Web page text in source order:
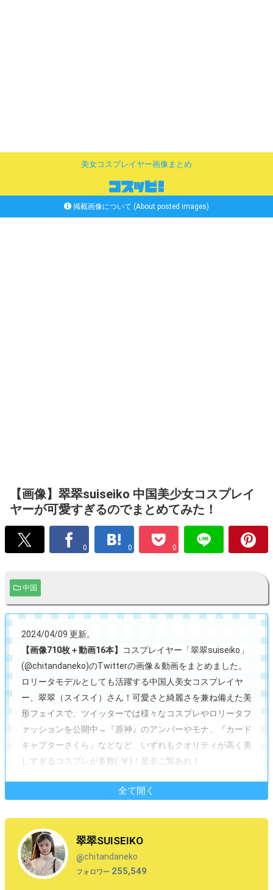
美女コスプレイヤー画像まとめ
掲載画像について (About posted images)
【画像】翠翠suiseiko 中国美少女コスプレイ
ヤーが可愛すぎるのでまとめてみた！
0 0 0
中国
2024/04/09 更新。
【画像710枚＋動画16本】
コスプレイヤー「翠翠suiseiko」
(@chitandaneko)のTwitterの画像＆動画をまとめました。
ロリータモデルとしても活躍する中国人美女コスプレイヤ
ー、翠翠（スイスイ）さん！可愛さと綺麗さを兼ね備えた美
形フェイスで、ツイッターでは様々なコスプレやロリータフ
ァッションを公開中→『原神』のアンバーやモナ、『カード
キャプターさくら』などなど、いずれもクオリティが高く美
しすぎるコスプレが多数( ·∀·)！是非ご覧あれ！
全て開く
翠翠SUISEIKO
@chitandaneko
フォロワー 255,549